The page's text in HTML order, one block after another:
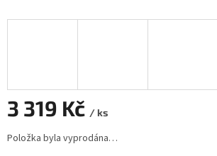
3 319 Kč / ks
Měrná
cena:
Položka byla vyprodána…